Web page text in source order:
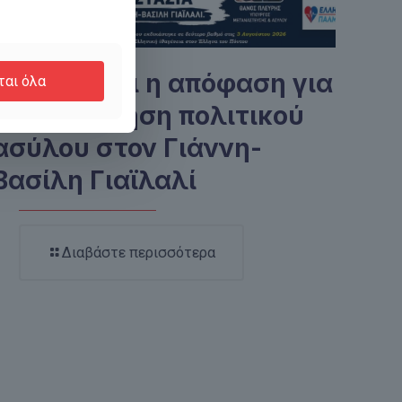
η απόφαση για
την χορήγηση πολιτικού
στον Γιάννη-
Γιαϊλαλί
Διαβάστε περισσότερα
όλα